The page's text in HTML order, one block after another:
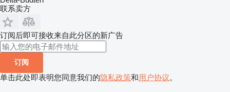
联系卖方
订阅后即可接收来自此分区的新广告
订阅
单击此处即表明您同意我们的隐私政策和用户协议。